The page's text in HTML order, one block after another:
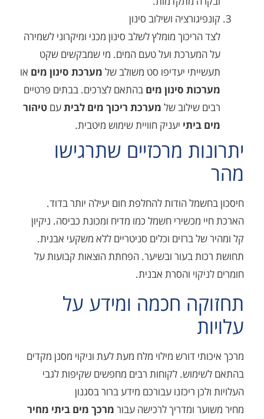
ושילוב סינון
הריכוך מומלץ לשלב סינון מכני ומיקרוני לשמירה
ועל טעם המים. מי שמבקשים שקט
יעדיפו סט משולב של מערכת סינון מיםאו
סינון מיםבהתאם לצרכים. בבתים פרטיים
שילוב שלמערכת ריכוך מים לביתעם טיהור
יעניק חוויית שימוש מיטבית.
מרכזיים שתרגישו
הודות להחלפת חום יעילה יותר בדוד.
מכשירי חשמל כמו מדיח ומכונת כביסה. ניקיון
ברזים וכלים סניטריים ללא משקעי אבנית.
בעור ובשיער. הפחתת הוצאות קבועות על
והסרת אבנית.
חכמה ומידע על
דורש מילוי מלח מעת לעת וניקוי מסנן מקדים
לקוחות רבים מחפשים שקיפות לגבי
ריכזנו עבורכם מידע ברור בסגנון
ומדריך לרכישה עבורמרכך מים ביתי מחיר